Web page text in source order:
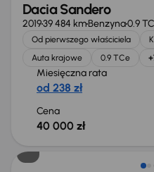
Dacia Sandero
201939 484 kmBenzyna0.9
Od pierwszego właściciela
Auta krajowe
0.9 TCe
Miesięczna rata
od 238 zł
Cena
40 000 zł